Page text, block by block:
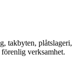
takbyten, plåtslageri,
verksamhet.